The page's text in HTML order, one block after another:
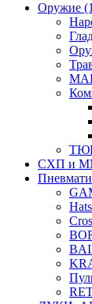
Оружие
СХП и